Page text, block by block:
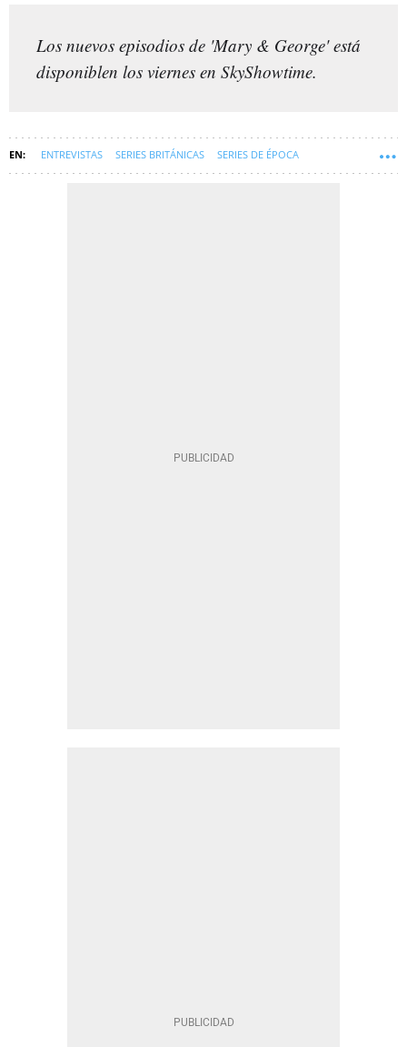
Los nuevos episodios de 'Mary & George' está
disponiblen los viernes en SkyShowtime.
ENTREVISTAS SERIES BRITÁNICAS SERIES DE ÉPOCA